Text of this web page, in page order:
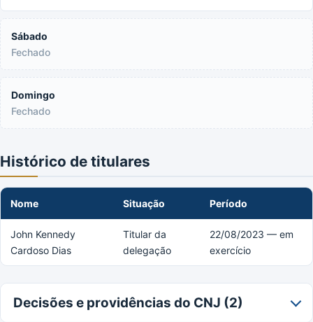
Sábado
Fechado
Domingo
Fechado
Histórico de titulares
Nome Situação Período
John Kennedy
Cardoso Dias
Titular da
delegação
22/08/2023 — em
exercício
Decisões e providências do CNJ (2)